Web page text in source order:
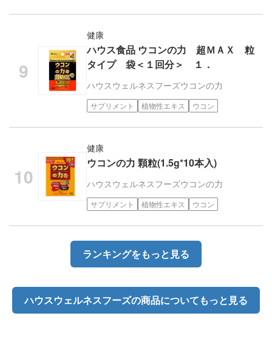
健康
ハウス食品 ウコンの力 超ＭＡＸ 粒
タイプ 袋＜１回分＞ １．
ハウスウェルネスフーズウコンの力
サプリメント 植物性エキス ウコン
健康
ウコンの力 顆粒(1.5g*10本入)
ハウスウェルネスフーズウコンの力
サプリメント 植物性エキス ウコン
ランキングをもっと見る
ハウスウェルネスフーズの商品についてもっと見る